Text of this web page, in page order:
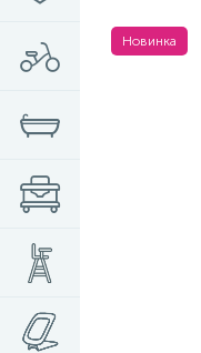
Новинка